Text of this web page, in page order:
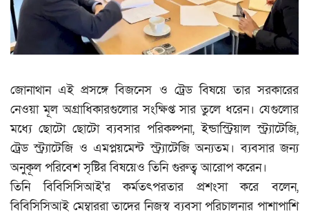
রকমারি
আমাদের পরিবার
জোনাথান এই প্রসঙ্গে বিজনেস ও ট্রেড বিষয়ে তার সরকারের
নেওয়া মূল অগ্রাধিকারগুলোর সংক্ষিপ্ত সার তুলে ধরেন। যেগুলোর
মধ্যে ছোটো ছোটো ব্যবসার পরিকল্পনা, ইন্ডাস্ট্রিয়াল স্ট্র্যাটেজি,
ট্রেড স্ট্র্যাটেজি ও এমপ্লয়মেন্ট স্ট্র্যাটেজি অন্যতম। ব্যবসার জন্য
অনুকূল পরিবেশ সৃষ্টির বিষয়েও তিনি গুরুত্ব আরোপ করেন।
তিনি বিবিসিসিআই'র কর্মতৎপরতার প্রশংসা করে বলেন,
বিবিসিসিআই মেম্বাররা তাদের নিজস্ব ব্যবসা পরিচালনার পাশাপাশি